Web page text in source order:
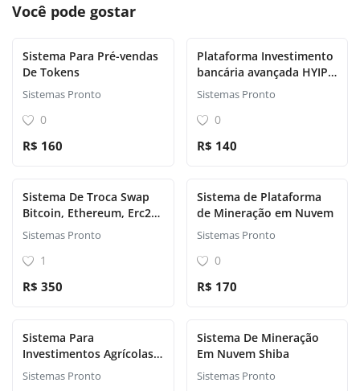
Você pode gostar
Sistema Para Pré-vendas
De Tokens
Sistemas Pronto
0
R$ 160
Plataforma Investimento
bancária avançada HYIP e
ICO
Sistemas Pronto
0
R$ 140
Sistema De Troca Swap
Bitcoin, Ethereum, Erc20
Bep20
Sistemas Pronto
1
R$ 350
Sistema de Plataforma
de Mineração em Nuvem
Sistemas Pronto
0
R$ 170
Sistema Para
Investimentos Agrícolas
Hyip
Sistemas Pronto
Sistema De Mineração
Em Nuvem Shiba
Sistemas Pronto